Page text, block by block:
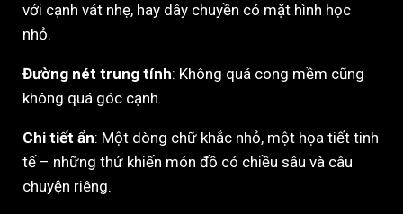
với cạnh vát nhẹ, hay dây chuyền có mặt hình học
nhỏ.
Đường nét trung tính: Không quá cong mềm cũng
không quá góc cạnh.
Chi tiết ẩn: Một dòng chữ khắc nhỏ, một họa tiết tinh
tế – những thứ khiến món đồ có chiều sâu và câu
chuyện riêng.